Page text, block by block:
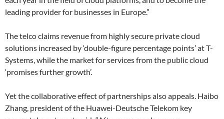
leading provider for businesses in Europe.”
The telco claims revenue from highly secure private cloud
solutions increased by ‘double-figure percentage points’ at T-
Systems, while the market for services from the public cloud
‘promises further growth’.
Yet the collaborative effect of partnerships also appeals. Haibo
Zhang, president of the Huawei-Deutsche Telekom key